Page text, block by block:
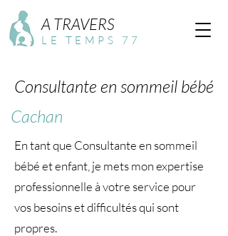
LE TEMPS 77
A TRAVERS
Consultante en sommeil bébé
Cachan
En tant que Consultante en sommeil
bébé et enfant, je mets mon expertise
professionnelle à votre service pour
vos besoins et difficultés qui sont
propres.